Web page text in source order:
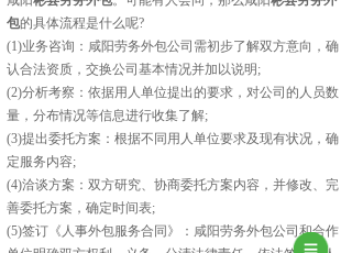
包的具体流程是什么呢?
(1)业务咨询：咸阳劳务外包公司需初步了解双方意向，确
认合法资质，交换公司基本情况并加以说明;
(2)分析考察：依据用人单位提出的要求，对公司的人员数
量，分布情况等信息进行收集了解;
(3)提出委托方案：根据不同用人单位要求及现有状况，确
定服务内容;
(4)洽谈方案：双方研究、协商委托方案内容，并修改、完
善委托方案，确定时间表;
(5)签订《人事外包服务合同》：咸阳劳务外包公司和合作